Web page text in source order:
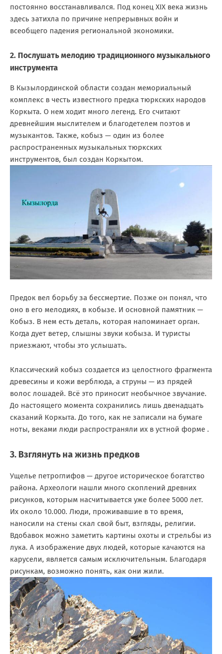
постоянно восстанавливался. Под конец XIX века жизнь
здесь затихла по причине непрерывных войн и
всеобщего падения региональной экономики.
2. Послушать мелодию традиционного музыкального
инструмента
В Кызылординской области создан мемориальный
комплекс в честь известного предка тюркских народов
Коркыта. О нем ходит много легенд. Его считают
древнейшим мыслителем и благодетелем поэтов и
музыкантов. Также, кобыз — один из более
распространенных музыкальных тюркских
инструментов, был создан Коркытом.
Предок вел борьбу за бессмертие. Позже он понял, что
оно в его мелодиях, в кобызе. И основной памятник —
Кобыз. В нем есть деталь, которая напоминает орган.
Когда дует ветер, слышны звуки кобыза. И туристы
приезжают, чтобы это услышать.
Классический кобыз создается из целостного фрагмента
древесины и кожи верблюда, а струны — из прядей
волос лошадей. Всё это приносит необычное звучание.
До настоящего момента сохранились лишь двенадцать
сказаний Коркыта. До того, как не записали на бумаге
ноты, веками люди распространяли их в устной форме .
3. Взглянуть на жизнь предков
Ущелье петроглифов — другое историческое богатство
района. Археологи нашли много скоплений древних
рисунков, которым насчитывается уже более 5000 лет.
Их около 10.000. Люди, проживавшие в то время,
наносили на стены скал свой быт, взгляды, религии.
Вдобавок можно заметить картины охоты и стрельбы из
лука. А изображение двух людей, которые качаются на
карусели, является самым исключительным. Благодаря
рисункам, возможно понять, как они жили.